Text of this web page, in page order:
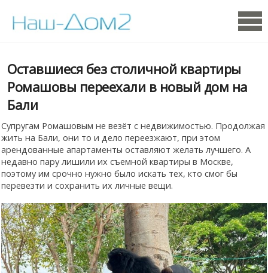
Оставшиеся без столичной квартиры
Ромашовы переехали в новый дом на
Бали
Супругам Ромашовым не везёт с недвижимостью. Продолжая
жить на Бали, они то и дело переезжают, при этом
арендованные апартаменты оставляют желать лучшего. А
недавно пару лишили их съемной квартиры в Москве,
поэтому им срочно нужно было искать тех, кто смог бы
перевезти и сохранить их личные вещи.